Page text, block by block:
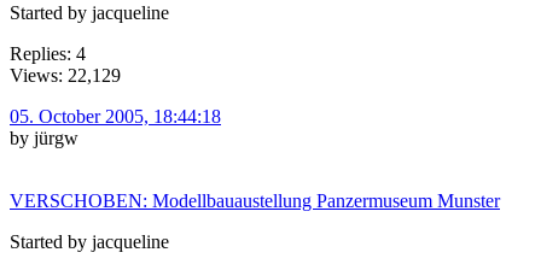
Started by jacqueline
Replies: 4
Views: 22,129
05. October 2005, 18:44:18
by jürgw
VERSCHOBEN: Modellbauaustellung Panzermuseum Munster
Started by jacqueline